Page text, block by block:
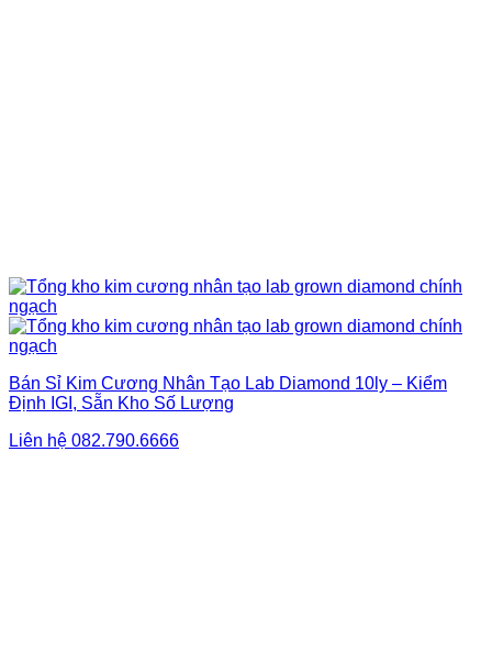
Bán Sỉ Kim Cương Nhân Tạo Lab Diamond 10ly – Kiểm
Định IGI, Sẵn Kho Số Lượng
Liên hệ 082.790.6666